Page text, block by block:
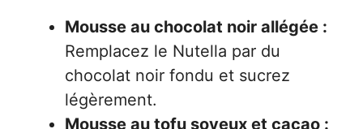
Mousse au chocolat noir allégée :
Remplacez le Nutella par du
chocolat noir fondu et sucrez
légèrement.
Mousse au tofu soyeux et cacao :